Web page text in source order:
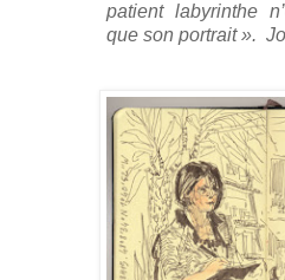
patient labyrinthe
que son portrait».